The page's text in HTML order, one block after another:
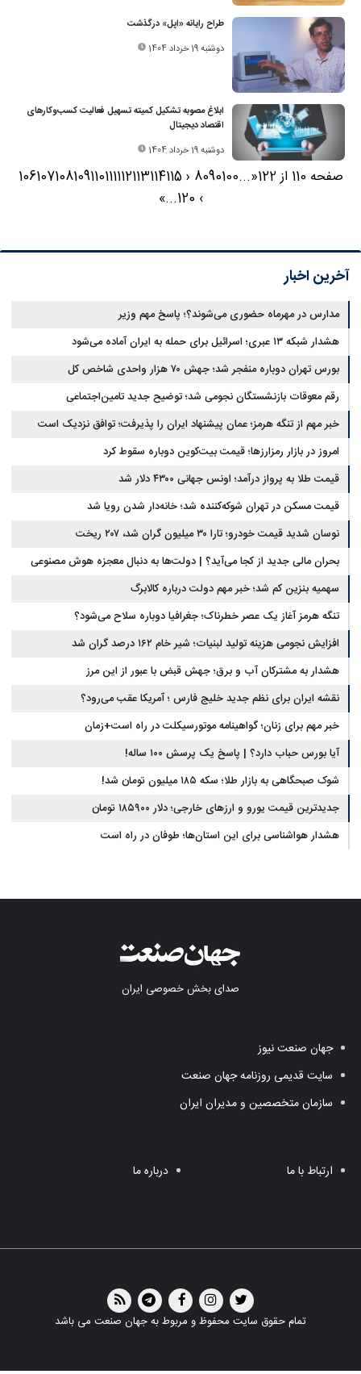
طراح رایانه «اپل» درگذشت
دوشنبه 19 خرداد 1404
ابلاغ مصوبه تشکیل کمیته تسهیل فعالیت کسب‌وکارهای
اقتصاد دیجیتال
دوشنبه 19 خرداد 1404
صفحه 110 از 122 «
...
8090100
‹
106107108109110111112113114115
›
120
...
»
آخرین اخبار
مدارس در مهرماه حضوری می‌شوند؟؛ پاسخ مهم وزیر
هشدار شبکه ۱۳ عبری؛ اسرائیل برای حمله به ایران آماده می‌شود
بورس تهران دوباره منفجر شد؛ جهش ۷۰ هزار واحدی شاخص کل
رقم معوقات بازنشستگان نجومی شد؛ توضیح جدید تامین‌اجتماعی
خبر مهم از تنگه هرمز؛ عمان پیشنهاد ایران را پذیرفت؛ توافق نزدیک است
امروز در بازار رمزارزها؛ قیمت بیت‌کوین دوباره سقوط کرد
قیمت طلا به پرواز درآمد؛ اونس جهانی ۴۳۰۰ دلار شد
قیمت مسکن در تهران شوکه‌کننده شد؛ خانه‌دار شدن رویا شد
نوسان شدید قیمت خودرو؛ تارا ۳۰ میلیون گران شد، ۲۰۷ ریخت
بحران مالی جدید از کجا می‌آید؟ | دولت‌ها به دنبال معجزه هوش مصنوعی
سهمیه بنزین کم شد؛ خبر مهم دولت درباره کالابرگ
تنگه هرمز آغاز یک عصر خطرناک؛ جغرافیا دوباره سلاح می‌شود؟
افزایش نجومی هزینه تولید لبنیات؛ شیر خام ۱۶۲ درصد گران شد
هشدار به مشترکان آب و برق؛ جهش قبض با عبور از این مرز
نقشه ایران برای نظم جدید خلیج فارس ؛ آمریکا عقب می‌رود؟
خبر مهم برای زنان؛ گواهینامه موتورسیکلت در راه است+زمان
آیا بورس حباب دارد؟ | پاسخ یک پرسش ۱۰۰ ساله!
شوک صبحگاهی به بازار طلا؛ سکه ۱۸۵ میلیون تومان شد!
جدیدترین قیمت یورو و ارزهای خارجی؛ دلار ۱۸۵۹۰۰ تومان
هشدار هواشناسی برای این استان‌ها؛ طوفان در راه است
صدای بخش خصوصی ایران
جهان صنعت نیوز
سایت قدیمی روزنامه جهان صنعت
سازمان متخصصین و مدیران ایران
ارتباط با ما درباره ما
تمام حقوق سایت محفوظ و مربوط به جهان صنعت می باشد